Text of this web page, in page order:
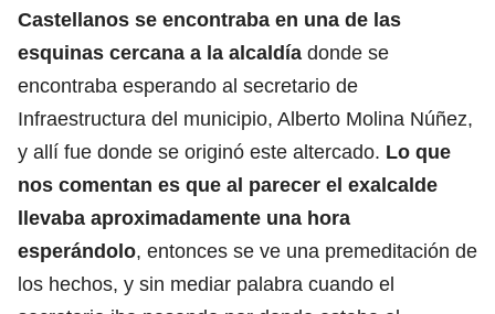
Castellanos se encontraba en una de las
esquinas cercana a la alcaldía donde se
encontraba esperando al secretario de
Infraestructura del municipio, Alberto Molina Núñez,
y allí fue donde se originó este altercado. Lo que
nos comentan es que al parecer el exalcalde
llevaba aproximadamente una hora
esperándolo, entonces se ve una premeditación de
los hechos, y sin mediar palabra cuando el